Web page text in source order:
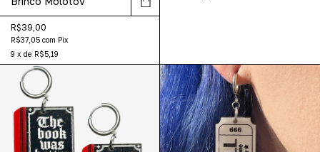
R$39,00
R$37,05 com Pix
9 x de R$5,19